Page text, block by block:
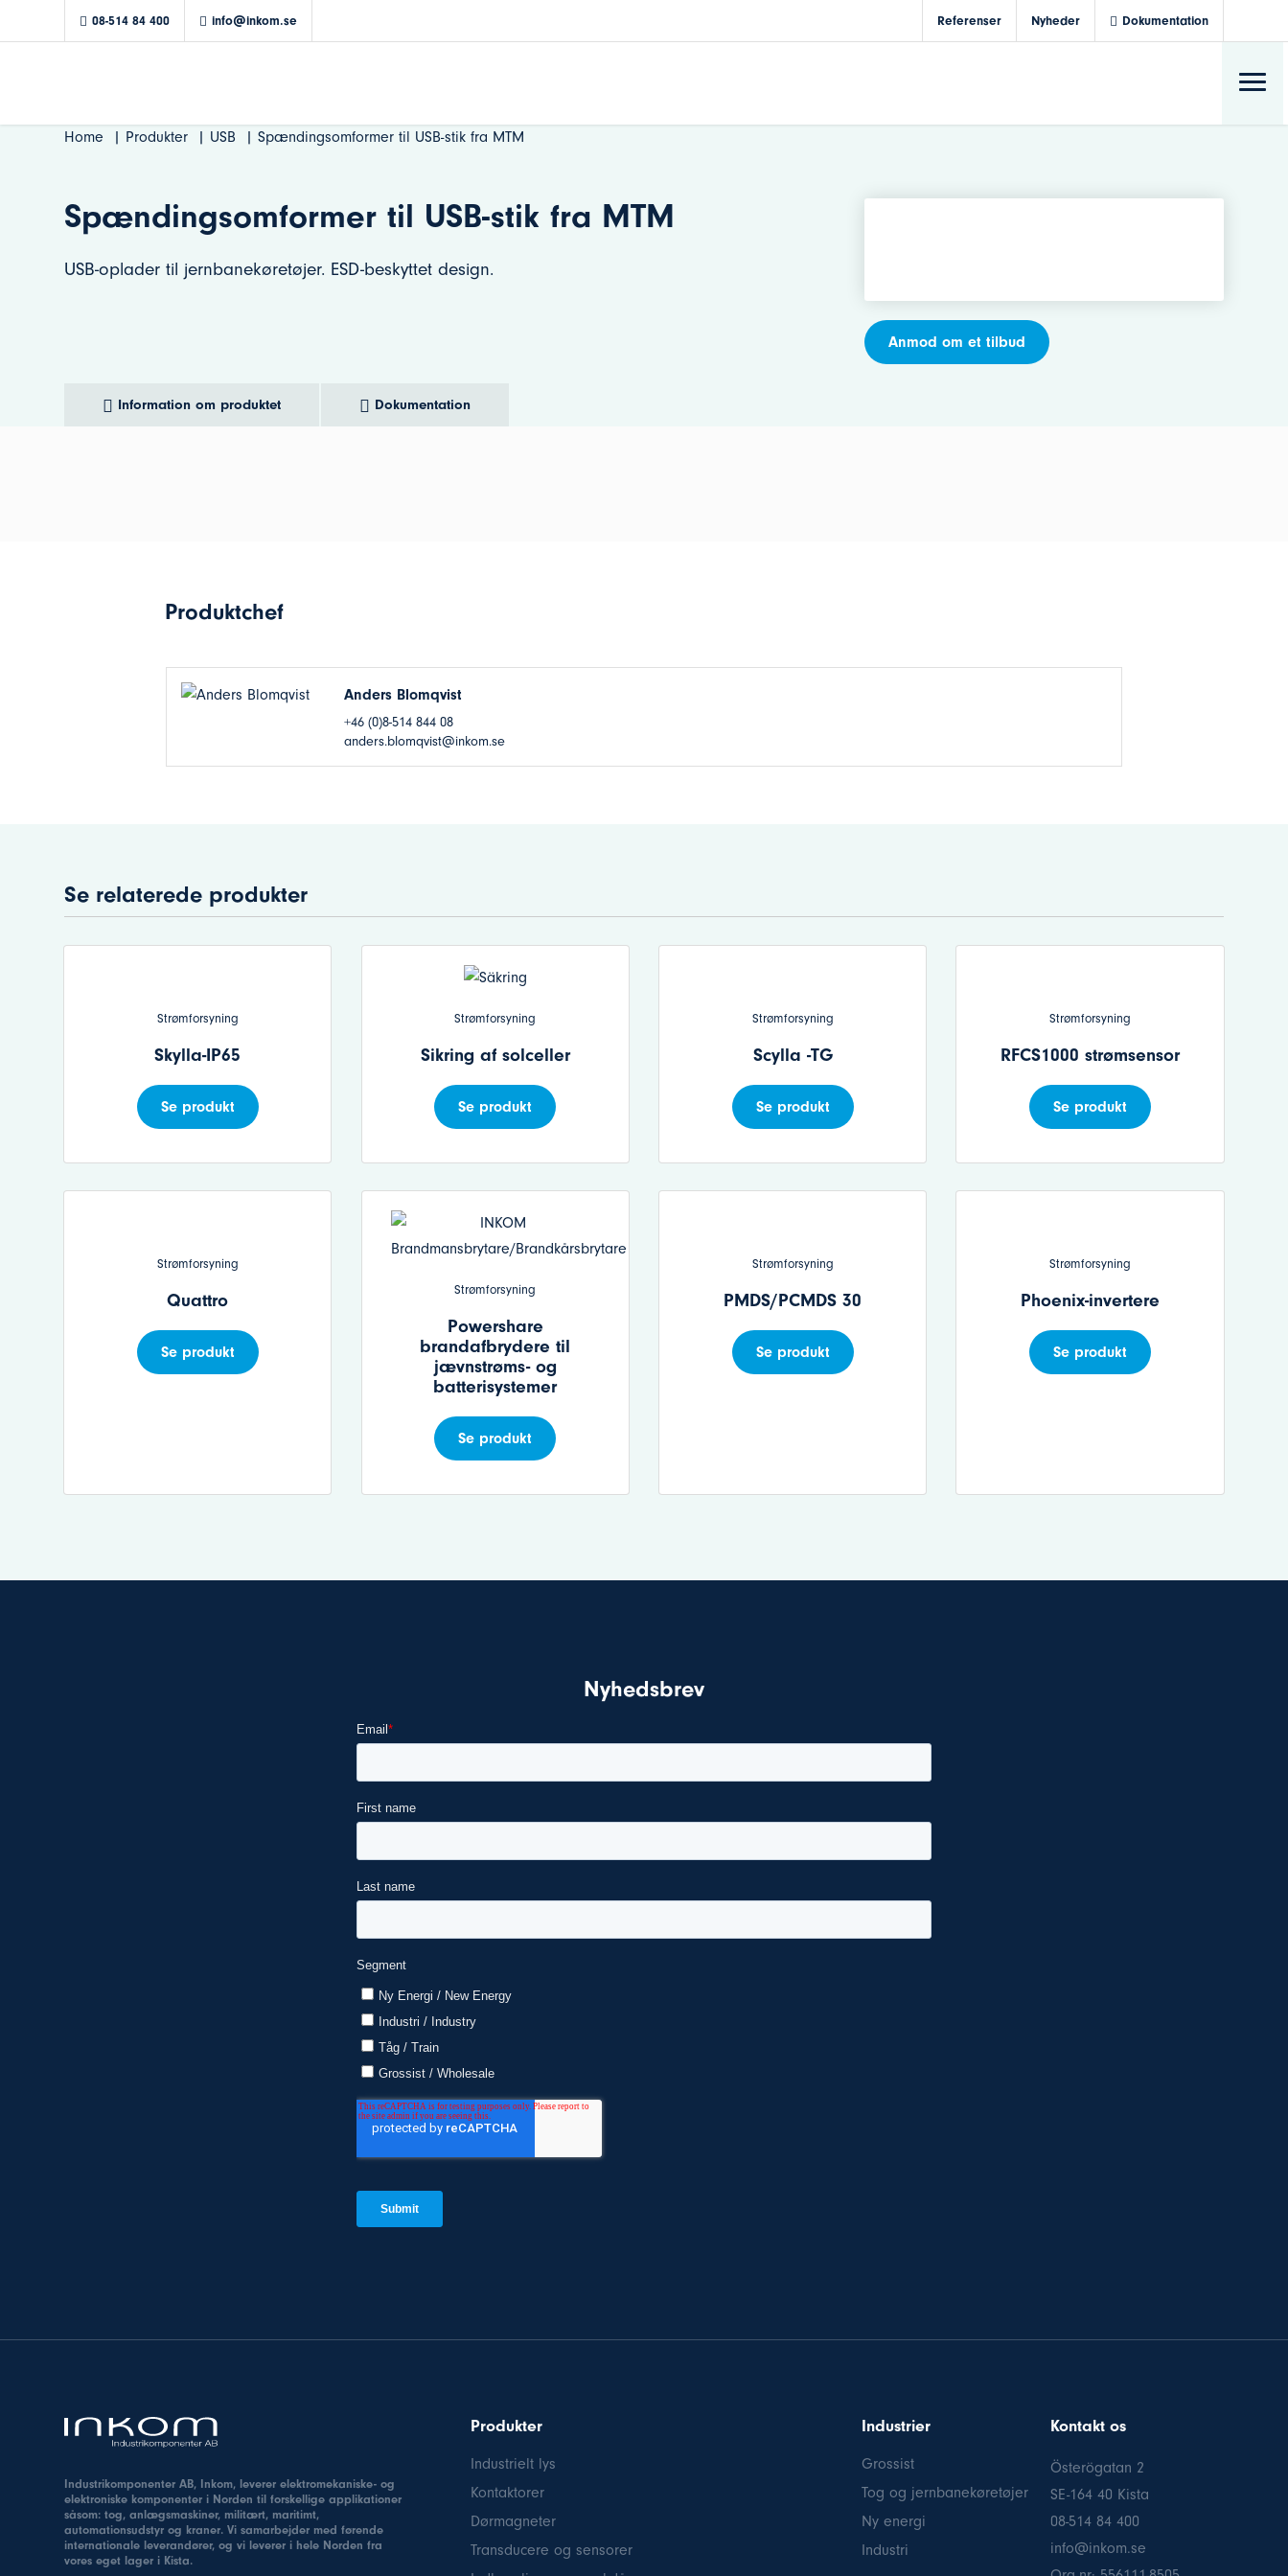
08-514 84 400 info@inkom.se Referenser Nyheder Dokumentation
Home Produkter USB Spændingsomformer til USB-stik fra MTM
Spændingsomformer til USB-stik fra MTM
USB-oplader til jernbanekøretøjer. ESD-beskyttet design.
Anmod om et tilbud
Information om produktet Dokumentation
Produktchef
Anders Blomqvist
+46 (0)8-514 844 08
anders.blomqvist@inkom.se
Se relaterede produkter
Strømforsyning
Skylla-IP65
Se produkt
Strømforsyning
Sikring af solceller
Se produkt
Strømforsyning
Scylla -TG
Se produkt
Strømforsyning
RFCS1000 strømsensor
Se produkt
Strømforsyning
Quattro
Se produkt
Strømforsyning
Powershare
brandafbrydere til
jævnstrøms- og
batterisystemer
Se produkt
Strømforsyning
PMDS/PCMDS 30
Se produkt
Strømforsyning
Phoenix-invertere
Se produkt
Nyhedsbrev
Industrikomponenter AB, Inkom, leverer elektromekaniske- og
elektroniske komponenter i Norden til forskellige applikationer
såsom: tog, anlægsmaskiner, militært, maritimt,
automationsudstyr og kraner. Vi samarbejder med førende
internationale leverandører, og vi leverer i hele Norden fra
vores eget lager i Kista.
Produkter
Industrielt lys
Kontaktorer
Dørmagneter
Transducere og sensorer
Industrier
Grossist
Tog og jernbanekøretøjer
Ny energi
Industri
Kontakt os
Österögatan 2
SE-164 40 Kista
08-514 84 400
info@inkom.se